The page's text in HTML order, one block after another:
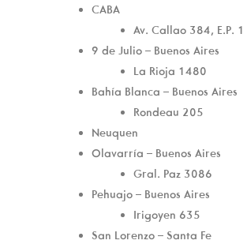
CABA
Av. Callao 384, E.P. 1
9 de Julio – Buenos Aires
La Rioja 1480
Bahía Blanca – Buenos Aires
Rondeau 205
Neuquen
Olavarría – Buenos Aires
Gral. Paz 3086
Pehuajo – Buenos Aires
Irigoyen 635
San Lorenzo – Santa Fe